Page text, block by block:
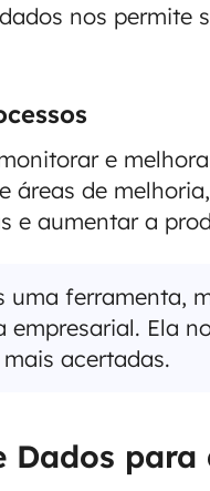
nos permite
e
áreas de
e aumentar a
uma ferramenta,
Ela
acertadas.
para